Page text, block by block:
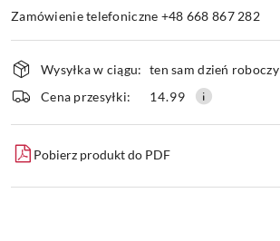
Zamówienie telefoniczne +48 668 867 282
Wyślij
Dostępność
i
dostawa
Wysyłka w ciągu: ten sam dzień roboczy
Cena przesyłki:
14.99
Pobierz produkt do PDF